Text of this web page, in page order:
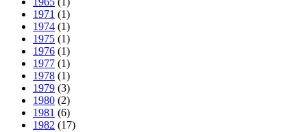
1971 (1)
1974 (1)
1975 (1)
1976 (1)
1977 (1)
1978 (1)
1979 (3)
1980 (2)
1981 (6)
1982 (17)